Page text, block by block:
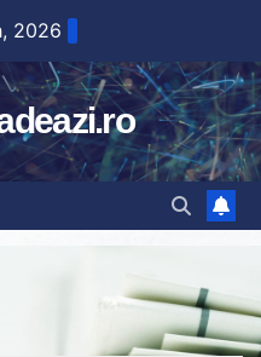
2026